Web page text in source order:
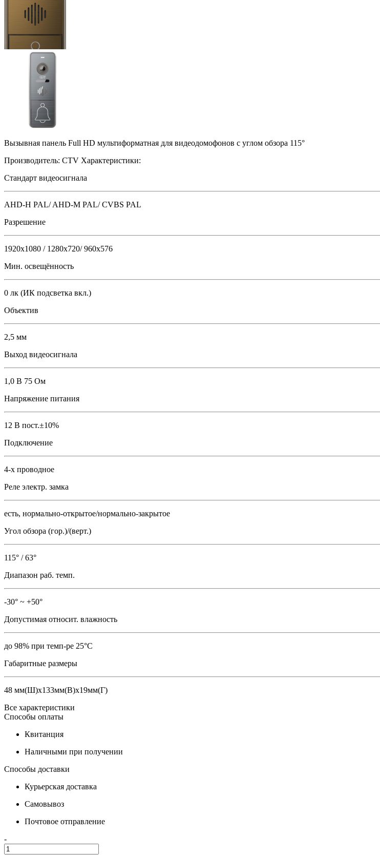
Вызывная панель Full HD мультиформатная для видеодомофонов с углом обзора 115°
Производитель: CTV Характеристики:
Стандарт видеосигнала
AHD-H PAL/ AHD-M PAL/ CVBS PAL
Разрешение
1920x1080 / 1280x720/ 960x576
Мин. освещённость
0 лк (ИК подсветка вкл.)
Объектив
2,5 мм
Выход видеосигнала
1,0 В 75 Ом
Напряжение питания
12 В пост.±10%
Подключение
4-х проводное
Реле электр. замка
есть, нормально-открытое/нормально-закрытое
Угол обзора (гор.)/(верт.)
115° / 63°
Диапазон раб. темп.
-30° ~ +50°
Допустимая относит. влажность
до 98% при темп-ре 25°C
Габаритные размеры
48 мм(Ш)х133мм(В)х19мм(Г)
Все характеристики
Способы оплаты
Квитанция
Наличными при получении
Способы доставки
Курьерская доставка
Самовывоз
Почтовое отправление
-